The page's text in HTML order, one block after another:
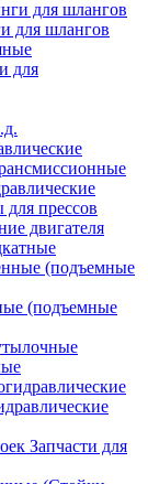
для шлангов
для
для прессов
двигателя
(подъемные
Запчасти для